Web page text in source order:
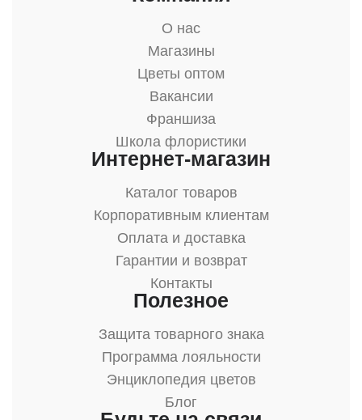
О нас
Магазины
Цветы оптом
Вакансии
Франшиза
Школа флористики
Интернет-магазин
Каталог товаров
Корпоративным клиентам
Оплата и доставка
Гарантии и возврат
Контакты
Полезное
Защита товарного знака
Программа лояльности
Энциклопедия цветов
Блог